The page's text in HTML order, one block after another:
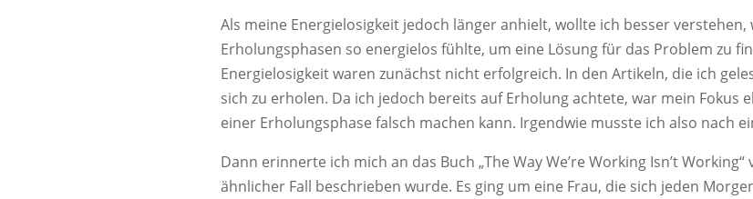
Als meine Energielosigkeit jedoch länger anhielt, wollte ich besser
Erholungsphasen so energielos fühlte, um eine Lösung für das Problem zu
Energielosigkeit waren zunächst nicht erfolgreich. In den Artikeln, die ich
sich zu erholen. Da ich jedoch bereits auf Erholung achtete, war mein Fokus
einer Erholungsphase falsch machen kann. Irgendwie musste ich also nach
Dann erinnerte ich mich an das Buch „The Way We’re Working Isn’t
ähnlicher Fall beschrieben wurde. Es ging um eine Frau, die sich jeden